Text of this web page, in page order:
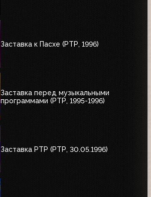
Заставка к Пасхе (РТР, 1996)
Заставка перед музыкальными
программами (РТР, 1995-1996)
Заставка РТР (РТР, 30.05.1996)